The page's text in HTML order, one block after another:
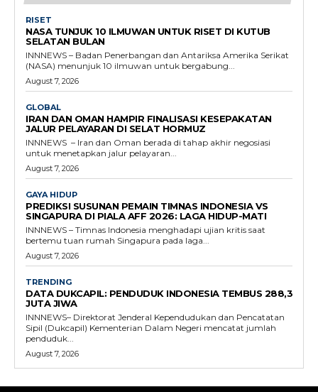
RISET
NASA TUNJUK 10 ILMUWAN UNTUK RISET DI KUTUB
SELATAN BULAN
INNNEWS – Badan Penerbangan dan Antariksa Amerika Serikat
(NASA) menunjuk 10 ilmuwan untuk bergabung...
August 7, 2026
GLOBAL
IRAN DAN OMAN HAMPIR FINALISASI KESEPAKATAN
JALUR PELAYARAN DI SELAT HORMUZ
INNNEWS – Iran dan Oman berada di tahap akhir negosiasi
untuk menetapkan jalur pelayaran...
August 7, 2026
GAYA HIDUP
PREDIKSI SUSUNAN PEMAIN TIMNAS INDONESIA VS
SINGAPURA DI PIALA AFF 2026: LAGA HIDUP-MATI
INNNEWS – Timnas Indonesia menghadapi ujian kritis saat
bertemu tuan rumah Singapura pada laga...
August 7, 2026
TRENDING
DATA DUKCAPIL: PENDUDUK INDONESIA TEMBUS 288,3
JUTA JIWA
INNNEWS– Direktorat Jenderal Kependudukan dan Pencatatan
Sipil (Dukcapil) Kementerian Dalam Negeri mencatat jumlah
penduduk...
August 7, 2026